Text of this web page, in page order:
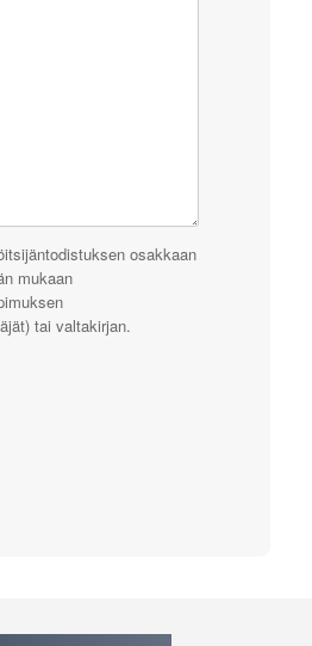
osakkaan
mukaan
tai valtakirjan.